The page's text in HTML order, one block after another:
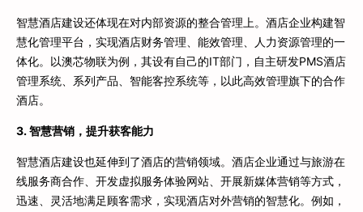
智慧酒店建设还体现在对内部资源的整合管理上。酒店企业构建智
慧化管理平台，实现酒店财务管理、能效管理、人力资源管理的一
体化。以澳芯物联为例，其设有自己的IT部门，自主研发PMS酒店
管理系统、系列产品、智能客控系统等，以此高效管理旗下的合作
酒店。
3. 智慧营销，提升获客能力
智慧酒店建设也延伸到了酒店的营销领域。酒店企业通过与旅游在
线服务商合作、开发虚拟服务体验网站、开展新媒体营销等方式，
迅速、灵活地满足顾客需求，实现酒店对外营销的智慧化。例如，